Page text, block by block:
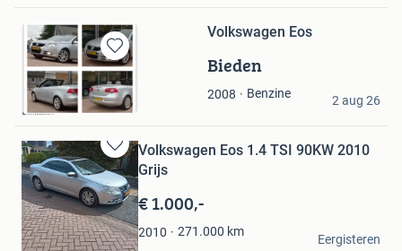
Bewaren
in
Mijn
Favorieten
Volkswagen Eos
Bieden
2008 Benzine
Shams
Diemen
2 aug 26
Bewaren
in
Mijn
Favorieten
Volkswagen Eos 1.4 TSI 90KW 2010
Grijs
€ 1.000,-
2010 271.000 km
claudius
Eergisteren